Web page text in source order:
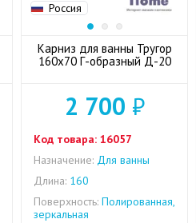
Россия
Карниз для ванны Тругор
160x70 Г-образный Д-20
2 700 ₽
Код товара: 16057
Назначение: Для ванны
Длина: 160
Поверхность: Полированная,
зеркальная